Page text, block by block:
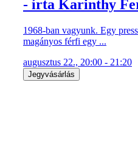
- írta Karinthy
1968-ban vagyunk. Egy
magányos férfi egy ...
augusztus 22., 20:00 - 21:20
Jegyvásárlás